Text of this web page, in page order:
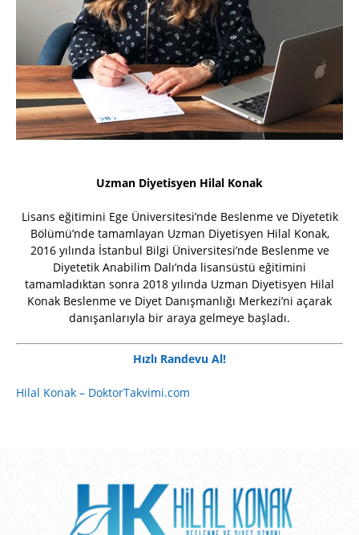
Uzman Diyetisyen Hilal Konak
Lisans eğitimini Ege Üniversitesi’nde Beslenme ve Diyetetik
Bölümü’nde tamamlayan Uzman Diyetisyen Hilal Konak,
2016 yılında İstanbul Bilgi Üniversitesi’nde Beslenme ve
Diyetetik Anabilim Dalı’nda lisansüstü eğitimini
tamamladıktan sonra 2018 yılında Uzman Diyetisyen Hilal
Konak Beslenme ve Diyet Danışmanlığı Merkezi’ni açarak
danışanlarıyla bir araya gelmeye başladı.
Hızlı Randevu Al!
Hilal Konak – DoktorTakvimi.com